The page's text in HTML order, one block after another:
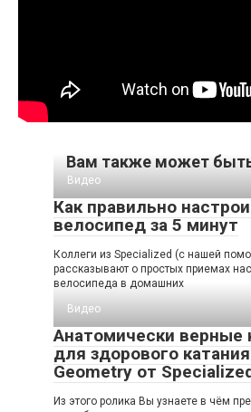
Вам также может
Видео
Как правильно
велосипед за 5 минут
Коллеги из Specialized (с нашей
рассказывают о простых приемах
велосипеда в домашних
Видео
Анатомически верные
для здорового
Geometry от
Из этого ролика Вы узнаете в чём